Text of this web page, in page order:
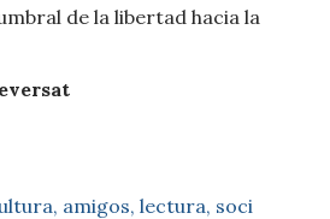
de la libertad hacia la
amigos, lectura, soci